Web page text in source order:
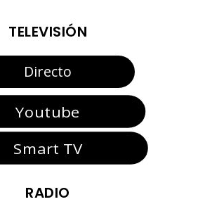
TELEVISIÓN
Directo
Youtube
Smart TV
RADIO